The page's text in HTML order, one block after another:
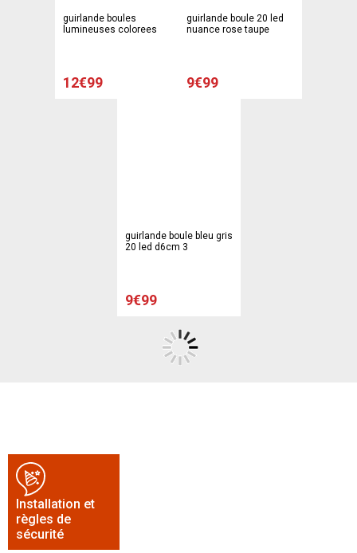
guirlande boules
lumineuses colorees
12€99
guirlande boule 20 led
nuance rose taupe
9€99
guirlande boule bleu gris
20 led d6cm 3
9€99
Installation et
règles de
sécurité